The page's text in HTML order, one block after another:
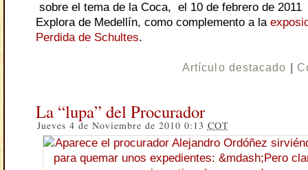
sobre el tema de la Coca, el 10 de febrero de 2011
Explora de Medellín, como complemento a la
Perdida de Schultes.
Artículo destacado
La “lupa” del Procurador
Jueves 4 de Noviembre de 2010 0:13 COT